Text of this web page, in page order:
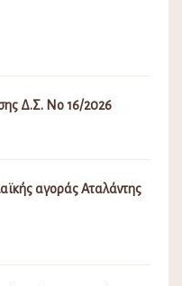
Δ.Σ. Νο 16/2026
αγοράς Αταλάντης